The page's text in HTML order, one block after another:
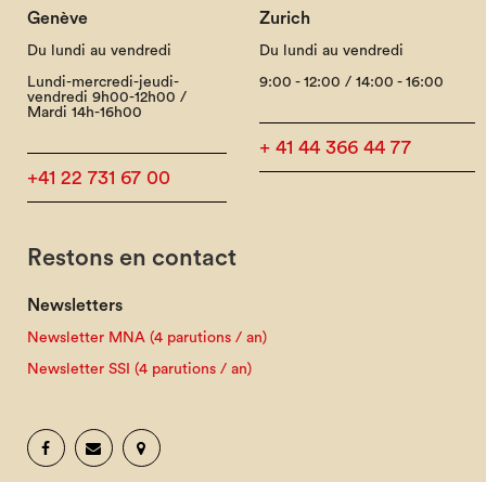
Genève
Du lundi au vendredi
Lundi-mercredi-jeudi-
vendredi 9h00-12h00 /
Mardi 14h-16h00
+41 22 731 67 00
Zurich
Du lundi au vendredi
9:00 - 12:00 / 14:00 - 16:00
+ 41 44 366 44 77
Restons en contact
Newsletters
Newsletter MNA (4 parutions / an)
Newsletter SSI (4 parutions / an)